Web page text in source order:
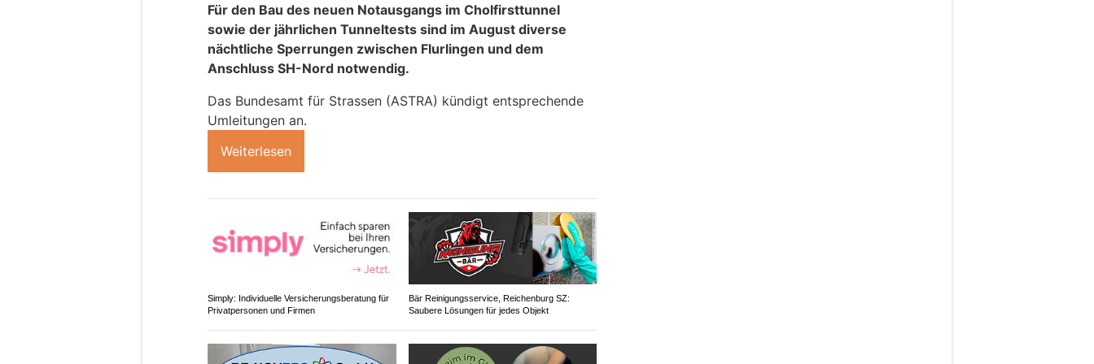
Für den Bau des neuen Notausgangs im Cholfirsttunnel
sowie der jährlichen Tunneltests sind im August diverse
nächtliche Sperrungen zwischen Flurlingen und dem
Anschluss SH-Nord notwendig.
Das Bundesamt für Strassen (ASTRA) kündigt entsprechende
Umleitungen an.
Weiterlesen
Simply: Individuelle Versicherungsberatung für
Privatpersonen und Firmen
Bär Reinigungsservice, Reichenburg SZ:
Saubere Lösungen für jedes Objekt